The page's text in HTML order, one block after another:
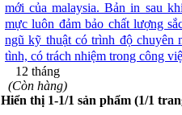
mới của malaysia. Bản in sau
mực luôn đảm bảo chất lượng
ngũ kỹ thuật có trình độ chuyên
tình, có trách nhiệm trong công
12 tháng
(Còn hàng)
Hiển thị 1-1/1 sản phẩm (1/1